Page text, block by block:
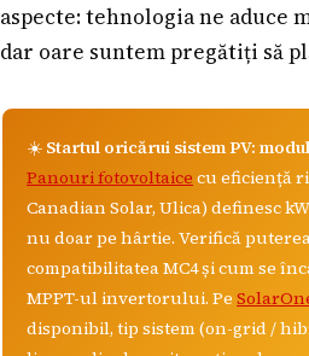
aspecte: tehnologia ne aduce
dar oare suntem pregătiți să
☀️ Startul oricărui sistem PV:
Panouri fotovoltaice cu eficiență
Canadian Solar, Ulica) definesc
nu doar pe hârtie. Verifică
compatibilitatea MC4 și cum se
MPPT-ul invertorului. Pe
disponibil, tip sistem (on-grid /